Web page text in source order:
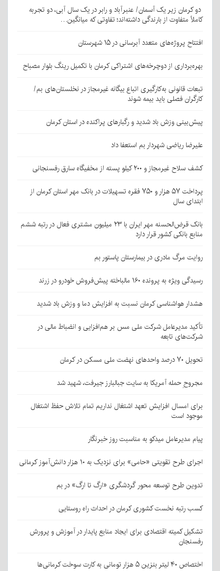
دو کرمان زیر یک آسمان/ عنبرآباد و رابر در یک سال آبی، دو تجربه
کاملاً متفاوت از بارندگی داشته‌اند؛ تفاوتی که میانگین…
افتتاح پروژه‌های متعدد آبرسانی در ۱۵ شهرستان
بهره‌برداری از دوچرخه‌های اشتراکی کرمان با تکمیل رینگ بلوار مصباح
تبعات قانونی به‌کارگیری اتباع بیگانه غیرمجاز در نخلستان‌های بم/
کارگران فصلی باید بیمه شوند
پیش‌بینی وزش باد شدید و رگبارهای پراکنده در استان کرمان
علیرضا ریاضی شهردار بم استعفا داد
کشف سلاح غیرمجاز و ۲۰۰ کیلو پسته از مخفیگاه سارق رفسنجانی
پرداخت ۵۷ هزار و ۷۵۰ فقره تسهیلات در بانک مهر استان کرمان از
ابتدای سال
بانک قرض‌الحسنه مهر ایران با ۲۳ میلیون مشتری فعال در رتبه ششم
منابع بانکی کشور قرار دارد
روایت مرگ مادری در بیمارستان پاستور بم
رسیدگی ویژه به پرونده ۱۶۰ مالباخته پیش‌فروش خودرو در زرند
هشدار هواشناسی کرمان نسبت به افزایش دما و وزش باد شدید
تأکید مدیرعامل شرکت ملی مس بر هم‌افزایی و انضباط مالی در
شرکت‌های تابعه
تحویل ۷۰ درصد واحدهای نهضت ملی مسکن در کرمان
مجروحِ حمله آمریکا به سایت جبالبارز جیرفت، شهید شد
برای امسال افزایش تعهد اشتغال نداریم تمام تلاش حفظ اشتغال
موجود است
پیام مدیرعامل میدکو به مناسبت روز خبرنگار
اجرای طرح تقویتی «حامی» برای نزدیک به ۱۰ هزار دانش‌آموز کرمانی
تدوین طرح توسعه محور گردشگری «ارگ تا ارگ» در بم
کسب رتبه نخست کشوری کرمان در احداث راه روستایی
تشکیل کمیته اقتصادی برای ایجاد منابع پایدار در آموزش و پرورش
رفسنجان
اختصاص ۴۰ لیتر بنزین ۵ هزار تومانی به کارت سوخت کرمانی‌ها